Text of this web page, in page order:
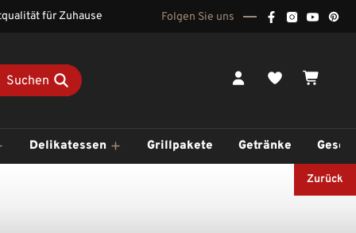
für Zuhause Folgen Sie uns
Suchen Du hast 0
Delikatessen Grillpakete Getränke
Zurück